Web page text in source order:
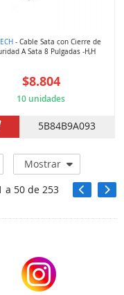
- Cable Sata con Cierre de
A Sata 8 Pulgadas -H,H
$8.804
10 unidades
5B84B9A093
Mostrar
a 50de 253